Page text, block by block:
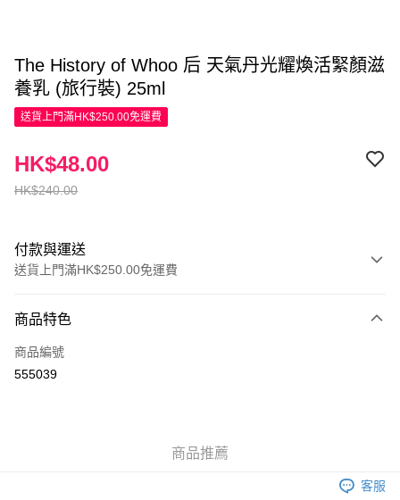
The History of Whoo 后 天氣丹光耀煥活緊顏滋
養乳 (旅行裝) 25ml
送貨上門滿HK$250.00免運費
HK$240.00
HK$48.00
付款與運送
送貨上門滿HK$250.00免運費
信用卡
Apple Pay
商品特色
商品編號
555039
商品推薦
客服